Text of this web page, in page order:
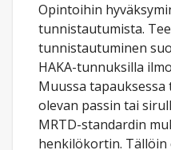
Opintoihin
tunnistautumista.
tunnistautuminen
HAKA-tunnuksilla
Muussa
olevan passin tai
MRTD-standardin
henkilökortin. Tällöin